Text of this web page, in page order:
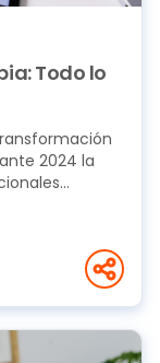
Todo lo
2024 la